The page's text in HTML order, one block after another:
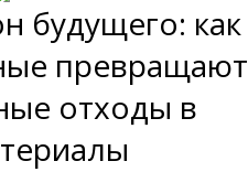
будущего: как
превращают
отходы в